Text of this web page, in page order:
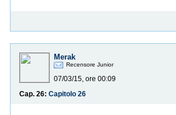
Merak
Recensore Junior
07/03/15, ore 00:09
Cap. 26: Capitolo 26